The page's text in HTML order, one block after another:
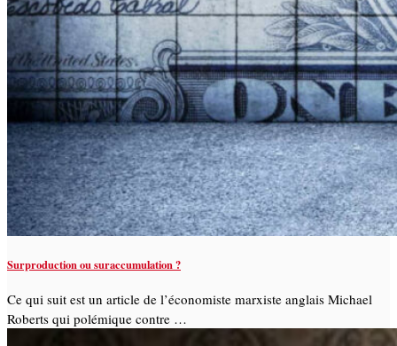
Surproduction ou suraccumulation ?
Ce qui suit est un article de l’économiste marxiste anglais Michael
Roberts qui polémique contre …